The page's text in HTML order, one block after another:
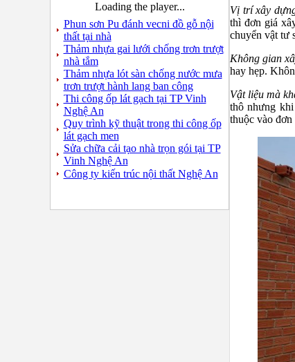
Loading the player...
Phun sơn Pu đánh vecni đồ gỗ nội
thất tại nhà
Thảm nhựa gai lưới chống trơn trượt
nhà tắm
Thảm nhựa lót sàn chống nước mưa
trơn trượt hành lang ban công
Thi công ốp lát gạch tại TP Vinh
Nghệ An
Quy trình kỹ thuật trong thi công ốp
lát gạch men
Sửa chữa cải tạo nhà trọn gói tại TP
Vinh Nghệ An
Công ty kiến trúc nội thất Nghệ An
Vị trí xây
thì đơn giá
chuyển vật tư
Không gian
hay hẹp.
Vật liệu mà
thô nhưng
thuộc vào